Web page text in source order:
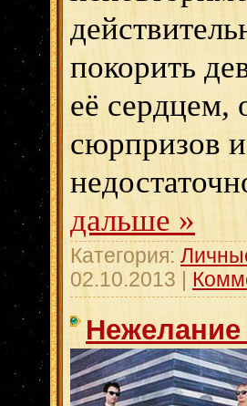
покорить
её сердцем,
сюрпризов
дальше »
Категория:
02.10.2013
Нежелание